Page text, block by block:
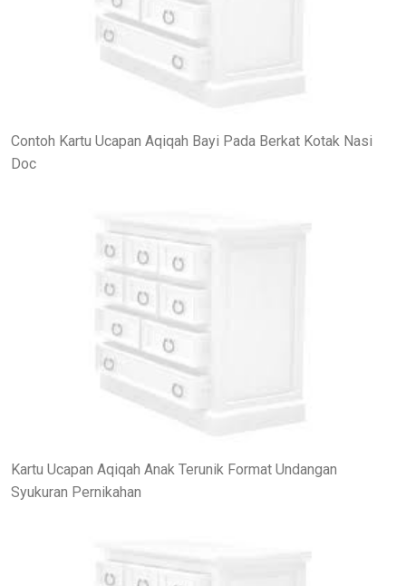
Contoh Kartu Ucapan Aqiqah Bayi Pada Berkat Kotak Nasi
Doc
Kartu Ucapan Aqiqah Anak Terunik Format Undangan
Syukuran Pernikahan